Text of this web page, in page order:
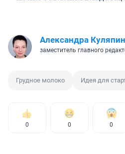
Александра
заместитель главного
Грудное молоко Идея для
0 0 0